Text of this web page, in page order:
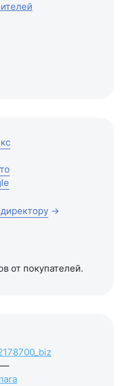
→
от покупателей.
—